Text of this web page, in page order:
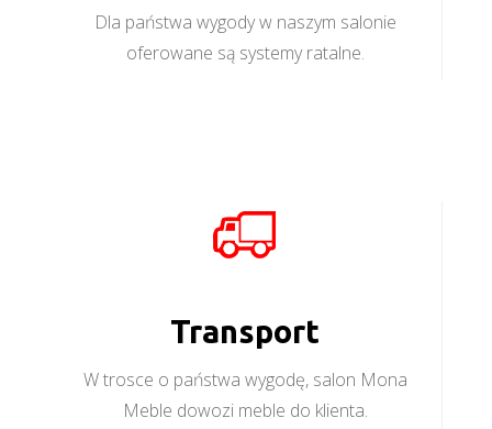
Dla państwa wygody w naszym salonie
oferowane są systemy ratalne.
Transport
W trosce o państwa wygodę, salon Mona
Meble dowozi meble do klienta.